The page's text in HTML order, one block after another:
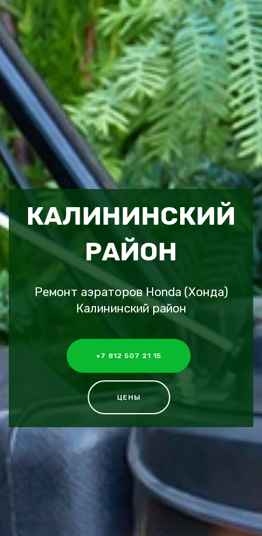
КАЛИНИНСКИЙ
РАЙОН
Ремонт аэраторов Honda (Хонда)
Калининский район
+7 812 507 21 15
ЦЕНЫ